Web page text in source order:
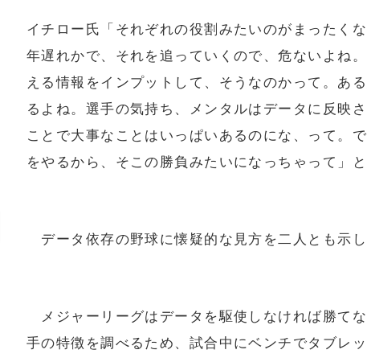
イチロー氏「それぞれの役割みたいのがまったく
年遅れかで、それを追っていくので、危ないよね
える情報をインプットして、そうなのかって。あ
るよね。選手の気持ち、メンタルはデータに反映
ことで大事なことはいっぱいあるのにな、って。
をやるから、そこの勝負みたいになっちゃって」と
データ依存の野球に懐疑的な見方を二人とも示
メジャーリーグはデータを駆使しなければ勝て
手の特徴を調べるため、試合中にベンチでタブレ